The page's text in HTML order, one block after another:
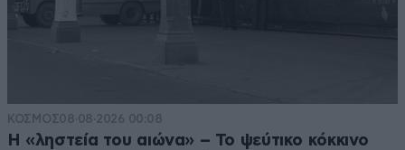
ΚΟΣΜΟΣ08·08·2026 00:08
Η «ληστεία του αιώνα» – Το ψεύτικο κόκκινο